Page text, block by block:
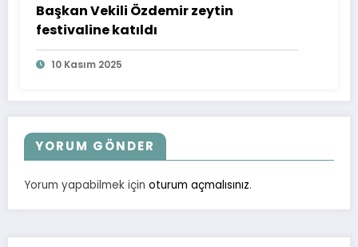
Başkan Vekili Özdemir zeytin
festivaline katıldı
10 Kasım 2025
YORUM GÖNDER
Yorum yapabilmek için oturum açmalısınız.